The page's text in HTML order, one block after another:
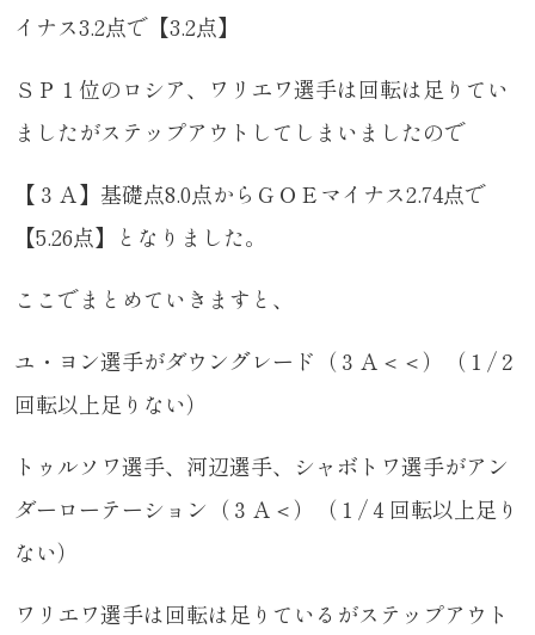
イナス3.2点で【3.2点】
ＳＰ１位のロシア、ワリエワ選手は回転は足りてい
ましたがステップアウトしてしまいましたので
【３Ａ】基礎点8.0点からＧＯＥマイナス2.74点で
【5.26点】となりました。
ここでまとめていきますと、
ユ・ヨン選手がダウングレード（３Ａ＜＜）（１/２
回転以上足りない）
トゥルソワ選手、河辺選手、シャボトワ選手がアン
ダーローテーション（３Ａ＜）（１/４回転以上足り
ない）
ワリエワ選手は回転は足りているがステップアウト